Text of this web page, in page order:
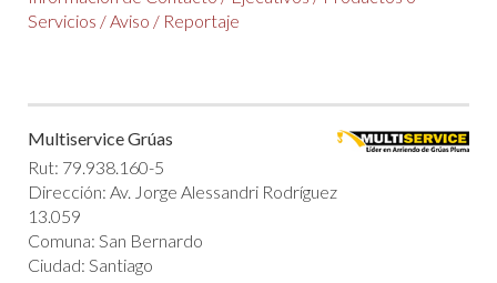
Servicios /Aviso / Reportaje
Multiservice Grúas
Rut: 79.938.160-5
Dirección: Av. Jorge Alessandri Rodríguez
13.059
Comuna: San Bernardo
Ciudad: Santiago